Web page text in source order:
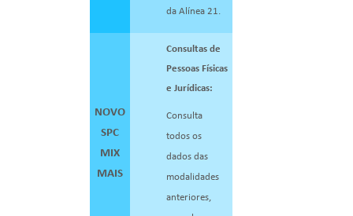
da Alínea 21.
NOVO
SPC
MIX
MAIS
Consultas de
Pessoas Físicas
e Jurídicas:
Consulta
todos os
dados das
modalidades
anteriores,